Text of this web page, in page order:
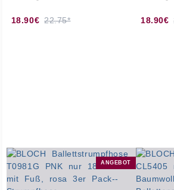
18.90€ 22.75* 18.90€
ANGEBOT